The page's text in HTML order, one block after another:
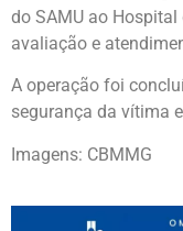
do SAMU ao
avaliação e
A operação foi
segurança da vítima
Imagens: CBMMG